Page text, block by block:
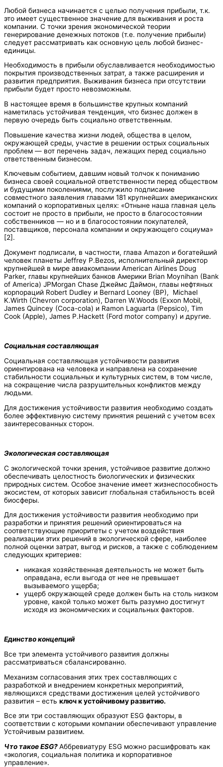
Любой бизнеса начинается с целью получения прибыли, т.к.
это имеет существенное значение для выживания и роста
компании. С точки зрения экономической теории
генерирование денежных потоков (т.е. получение прибыли)
следует рассматривать как основную цель любой бизнес-
единицы.
Необходимость в прибыли обуславливается необходимостью
покрытия производственных затрат, а также расширения и
развития предприятия. Выживания бизнеса при отсутствии
прибыли будет просто невозможным.
В настоящее время в большинстве крупных компаний
наметилась устойчивая тенденция, что бизнес должен в
первую очередь быть социально ответственным.
Повышение качества жизни людей, общества в целом,
окружающей среды, участие в решении острых социальных
проблем — вот перечень задач, лежащих перед социально
ответственным бизнесом.
Ключевым событием, давшим новый толчок к пониманию
бизнеса своей социальной ответственности перед обществом
и будущими поколениями, послужило подписание
совместного заявления главами 181 крупнейших американских
компаний о корпоративных целях: «Отныне наша главная цель
состоит не просто в прибыли, не просто в благосостоянии
собственников — но и в благосостоянии покупателей,
поставщиков, персонала компании и окружающего социума»
[2].
Документ подписали, в частности, глава Amazon и богатейший
человек планеты Jeffrey P.Bezos, исполнительный директор
крупнейшей в мире авиакомпании American Airlines Doug
Parker, главы крупнейших банков Америки Brian Moynihan (Bank
of America) JPMorgan Chase Джеймс Даймон, главы нефтяных
корпораций Robert Dudley и Bernard Looney (BP), Michael
K.Wirth (Chevron corporation), Darren W.Woods (Exxon Mobil,
James Quincey (Coca-cola) и Ramon Laguarta (Pepsico), Tim
Cook (Apple), James P.Hackett (Ford motor company) и другие.
Социальная составляющая
Социальная составляющая устойчивости развития
ориентирована на человека и направлена на сохранение
стабильности социальных и культурных систем, в том числе,
на сокращение числа разрушительных конфликтов между
людьми.
Для достижения устойчивости развития необходимо создать
более эффективную систему принятия решений с учетом всех
заинтересованных сторон.
Экологическая составляющая
С экологической точки зрения, устойчивое развитие должно
обеспечивать целостность биологических и физических
природных систем. Особое значение имеет жизнеспособность
экосистем, от которых зависит глобальная стабильность всей
биосферы.
Для достижения устойчивости развития необходимо при
разработки и принятия решений ориентироваться на
соответствующие приоритеты с учетом воздействия
реализации этих решений в экологической сфере, наиболее
полной оценки затрат, выгод и рисков, а также с соблюдением
следующих критериев:
никакая хозяйственная деятельность не может быть
оправдана, если выгода от нее не превышает
вызываемого ущерба;
ущерб окружающей среде должен быть на столь низком
уровне, какой только может быть разумно достигнут
исходя из экономических и социальных факторов.
Единство концепций
Все три элемента устойчивого развития должны
рассматриваться сбалансированно.
Механизм согласования этих трех составляющих с
разработкой и внедрением конкретных мероприятий,
являющихся средствами достижения целей устойчивого
развития – есть ключ к устойчивому развитию.
Все эти три составляющих образуют ESG факторы, в
соответствии с которыми компании обеспечивают управление
Устойчивым развитием.
Что такое ESG?Аббревиатуру ESG можно расшифровать как
«экология, социальная политика и корпоративное
управление».